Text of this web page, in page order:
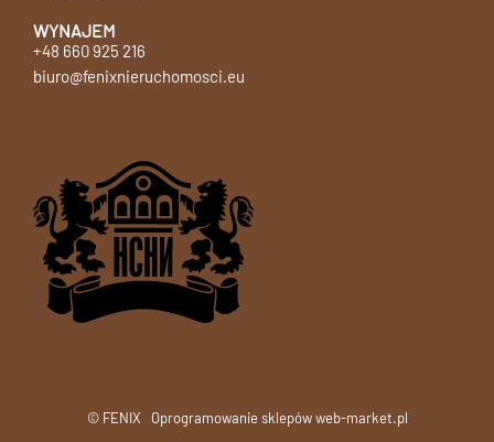
WYNAJEM
+48 660 925 216
biuro@fenixnieruchomosci.eu
© FENIX Oprogramowanie sklepów web-market.pl